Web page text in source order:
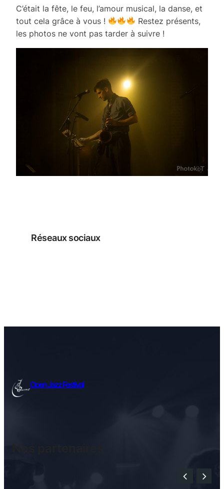
C’était la fête, le feu, l’amour musical, la danse, et
tout cela grâce à vous !
Restez présents,
les photos ne vont pas tarder à suivre !
Réseaux sociaux
Open Jazz Festival